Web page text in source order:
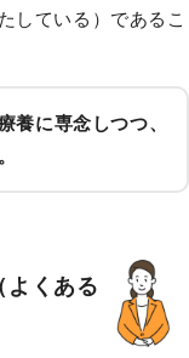
している）であるこ
養に専念しつつ、
よくある